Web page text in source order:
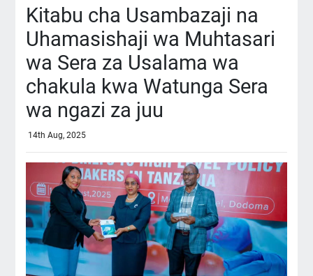
Kitabu cha Usambazaji na
Uhamasishaji wa Muhtasari
wa Sera za Usalama wa
chakula kwa Watunga Sera
wa ngazi za juu
14th Aug, 2025